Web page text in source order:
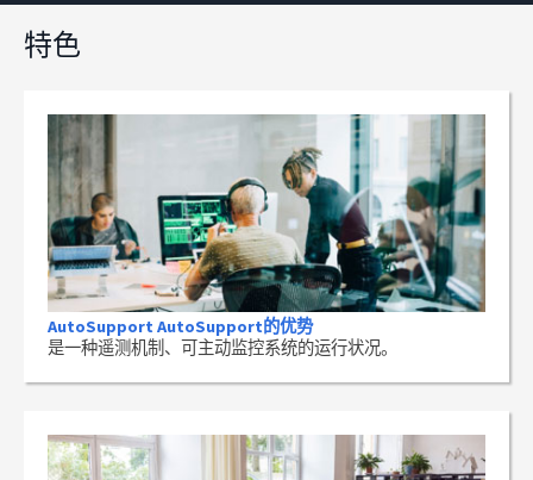
特色
AutoSupport AutoSupport的优势
是一种遥测机制、可主动监控系统的运行状况。